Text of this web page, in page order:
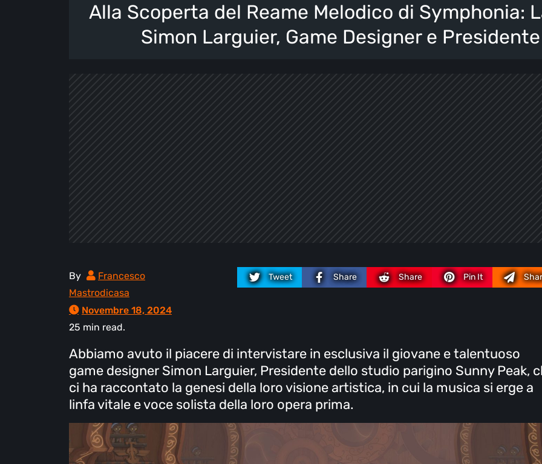
Alla Scoperta del Reame Melodico di Symphonia:
Simon Larguier, Game Designer e
Tweet Share Share Pin It
By
Francesco
Mastrodicasa
Novembre 18, 2024
25 min read.
Abbiamo avuto il piacere di intervistare in esclusiva il giovane e talentuoso
game designer Simon Larguier, Presidente dello studio parigino Sunny Peak,
ci ha raccontato la genesi della loro visione artistica, in cui la musica si erge a
linfa vitale e voce solista della loro opera prima.